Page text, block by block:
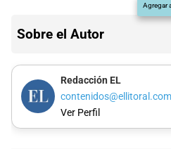
Agregar
Sobre el Autor
Redacción EL
contenidos@ellitoral.com
Ver Perfil